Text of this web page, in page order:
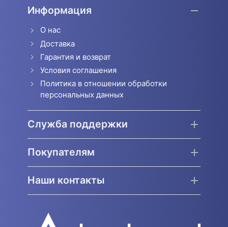
Информация
О нас
Доставка
Гарантия и возврат
Условия соглашения
Политика в отношении обработки
персональных данных
Служба поддержки
Покупателям
Наши контакты